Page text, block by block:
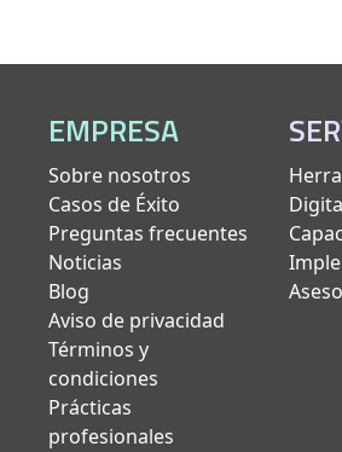
EMPRESA
Sobre nosotros
Casos de Éxito
Preguntas frecuentes
Noticias
Blog
Aviso de privacidad
Términos y
condiciones
Prácticas
profesionales